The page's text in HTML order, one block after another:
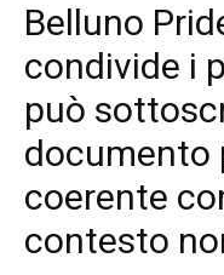
Belluno
condivide i
può
documento
coerente
contesto